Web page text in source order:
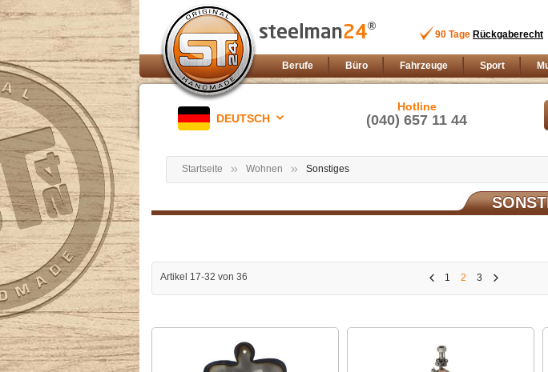
90 Tage Rückgaberecht
Berufe Büro Fahrzeuge Sport
DEUTSCH
Hotline
(040) 657 11 44
Startseite Wohnen Sonstiges
Artikel 17-32 von 36 1 2 3